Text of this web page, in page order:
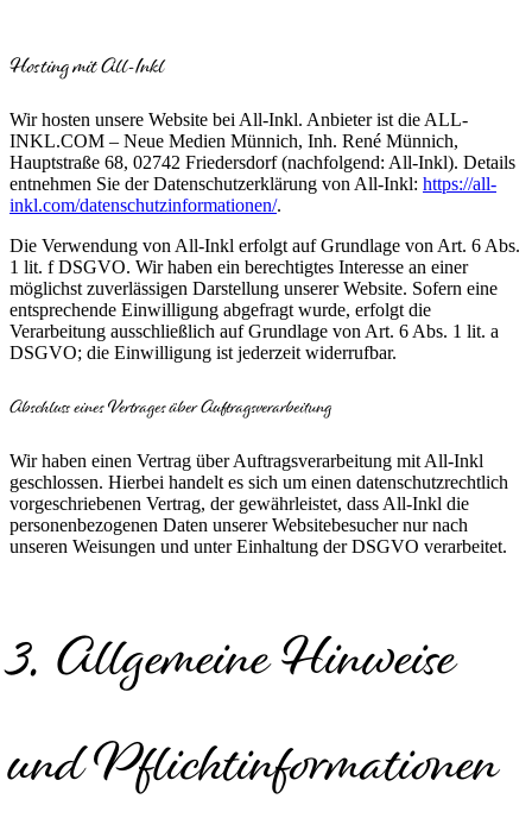
Hosting mit All-Inkl
Wir hosten unsere Website bei All-Inkl. Anbieter ist die ALL-
INKL.COM – Neue Medien Münnich, Inh. René Münnich,
Hauptstraße 68, 02742 Friedersdorf (nachfolgend: All-Inkl). Details
entnehmen Sie der Datenschutzerklärung von All-Inkl: https://all-
inkl.com/datenschutzinformationen/.
Die Verwendung von All-Inkl erfolgt auf Grundlage von Art. 6 Abs.
1 lit. f DSGVO. Wir haben ein berechtigtes Interesse an einer
möglichst zuverlässigen Darstellung unserer Website. Sofern eine
entsprechende Einwilligung abgefragt wurde, erfolgt die
Verarbeitung ausschließlich auf Grundlage von Art. 6 Abs. 1 lit. a
DSGVO; die Einwilligung ist jederzeit widerrufbar.
Abschluss eines Vertrages über Auftragsverarbeitung
Wir haben einen Vertrag über Auftragsverarbeitung mit All-Inkl
geschlossen. Hierbei handelt es sich um einen datenschutzrechtlich
vorgeschriebenen Vertrag, der gewährleistet, dass All-Inkl die
personenbezogenen Daten unserer Websitebesucher nur nach
unseren Weisungen und unter Einhaltung der DSGVO verarbeitet.
3. Allgemeine Hinweise
und Pflicht­informationen